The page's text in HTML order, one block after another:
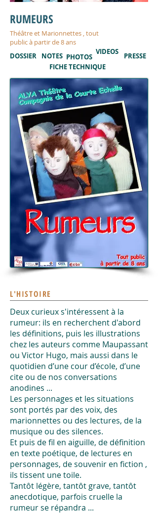
RUMEURS
Théâtre et Marionnettes , tout
public à partir de 8 ans
DOSSIER
FICHE TECHNIQUE
PRESSE
PHOTOS
VIDEOS
NOTES
L'HISTOIRE
Deux curieux s'intéressent à la
rumeur: ils en recherchent d'abord
les définitions, puis les illustrations
chez les auteurs comme Maupassant
ou Victor Hugo, mais aussi dans le
quotidien d’une cour d’école, d’une
cite ou de nos conversations
anodines ...
Les personnages et les situations
sont portés par des voix, des
marionnettes ou des lectures, de la
musique ou des silences.
Et puis de fil en aiguille, de définition
en texte poétique, de lectures en
personnages, de souvenir en fiction ,
ils tissent une toile.
Tantôt légère, tantôt grave, tantôt
anecdotique, parfois cruelle la
rumeur se répandra ...